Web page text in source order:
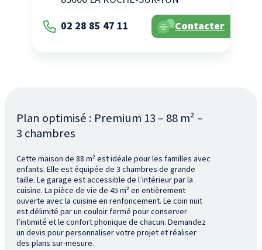
02 28 85 47 11
Contacter
Plan optimisé : Premium 13 – 88 m² –
3 chambres
Cette maison de 88 m² est idéale pour les familles avec
enfants. Elle est équipée de 3 chambres de grande
taille. Le garage est accessible de l’intérieur par la
cuisine. La pièce de vie de 45 m² en entièrement
ouverte avec la cuisine en renfoncement. Le coin nuit
est délimité par un couloir fermé pour conserver
l’intimité et le confort phonique de chacun. Demandez
un devis pour personnaliser votre projet et réaliser
des plans sur-mesure.